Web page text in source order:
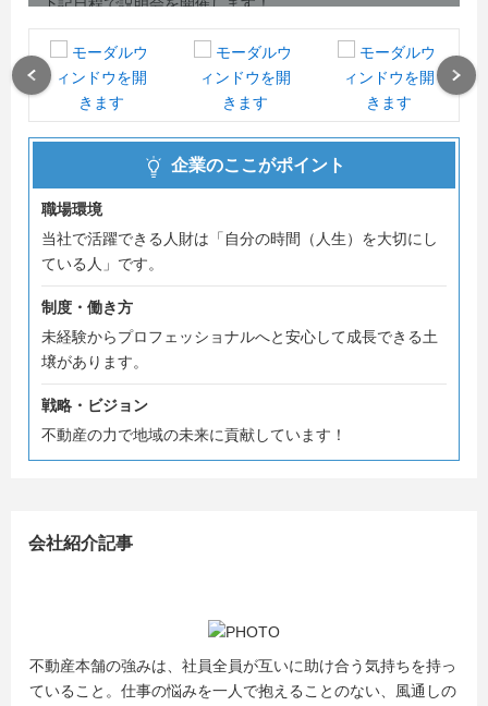
【説明会】
・8月18日(火) 13:00～14:00
・8月26日(水) 15:00～16:00
【30分限定カジュアル面談！】
・8月21日 (金) 10:00～10:30
・8月28日 (金) 11:00～11:30
数多くのエントリー、お待ちしております！
お会いできるのを楽しみにしております！
企業のここがポイント
職場環境
当社で活躍できる人財は「自分の時間（人生）を大切にし
ている人」です。
制度・働き方
未経験からプロフェッショナルへと安心して成長できる土
壌があります。
戦略・ビジョン
不動産の力で地域の未来に貢献しています！
会社紹介記事
不動産本舗の強みは、社員全員が互いに助け合う気持ちを持っ
ていること。仕事の悩みを一人で抱えることのない、風通しの